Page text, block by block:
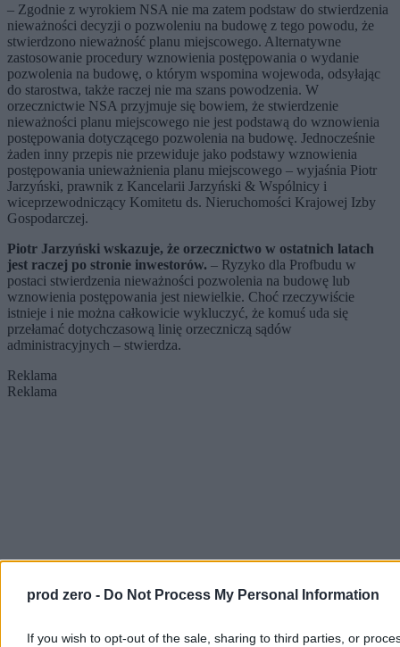
prod zero - Do Not Process My Personal Information
If you wish to opt-out of the sale, sharing to third parties, or
– Zgodnie z wyrokiem NSA nie ma zatem podstaw do stwierdzenia
nieważności decyzji o pozwoleniu na budowę z tego powodu, że
stwierdzono nieważność planu miejscowego. Alternatywne
zastosowanie procedury wznowienia postępowania o wydanie
pozwolenia na budowę, o którym wspomina wojewoda, odsyłając
do starostwa, także raczej nie ma szans powodzenia. W
orzecznictwie NSA przyjmuje się bowiem, że stwierdzenie
nieważności planu miejscowego nie jest podstawą do wznowienia
postępowania dotyczącego pozwolenia na budowę. Jednocześnie
żaden inny przepis nie przewiduje jako podstawy wznowienia
postępowania unieważnienia planu miejscowego – wyjaśnia Piotr
Jarzyński, prawnik z Kancelarii Jarzyński & Wspólnicy i
wiceprzewodniczący Komitetu ds. Nieruchomości Krajowej Izby
Gospodarczej.
Piotr Jarzyński wskazuje, że orzecznictwo w ostatnich latach
jest raczej po stronie inwestorów. – Ryzyko dla Profbudu w
postaci stwierdzenia nieważności pozwolenia na budowę lub
wznowienia postępowania jest niewielkie. Choć rzeczywiście
istnieje i nie można całkowicie wykluczyć, że komuś uda się
przełamać dotychczasową linię orzeczniczą sądów
administracyjnych – stwierdza.
Reklama
Reklama
Deweloper uspokaja